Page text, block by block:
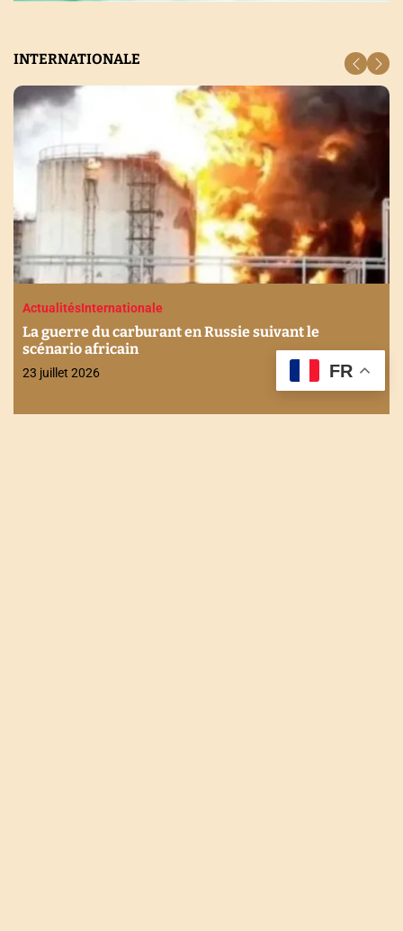
INTERNATIONALE
ActualitésInternationale
La guerre du carburant en Russie suivant le
scénario africain
23 juillet 2026 FR